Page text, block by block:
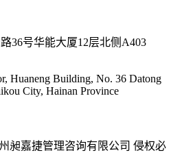
36号华能大厦12层北侧A403
Huaneng Building, No. 36 Datong
City, Hainan Province
昶嘉捷管理咨询有限公司 侵权必